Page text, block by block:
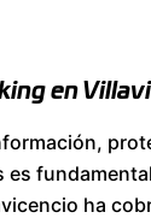
en
ha